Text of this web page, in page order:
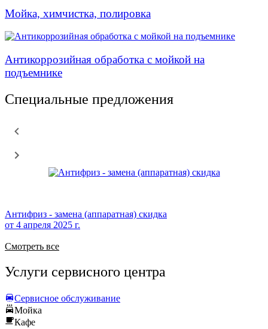
Мойка, химчистка, полировка
Антикоррозийная обработка с мойкой на
подъемнике
Специальные предложения
Антифриз - замена (аппаратная) скидка
от 4 апреля 2025 г.
Смотреть все
Услуги сервисного центра
Сервисное обслуживание
Мойка
Кафе